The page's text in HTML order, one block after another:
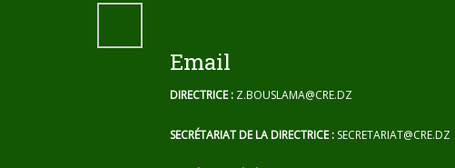
Email
DIRECTRICE : Z.BOUSLAMA@CRE.DZ
SECRÉTARIAT DE LA DIRECTRICE : SECRETARIAT@CRE.DZ